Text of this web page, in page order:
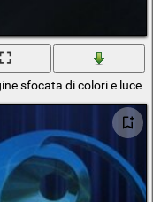
sfocata di colori e luce